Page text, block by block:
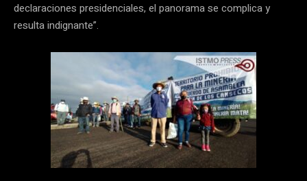
declaraciones presidenciales, el panorama se complica y
resulta indignante”.